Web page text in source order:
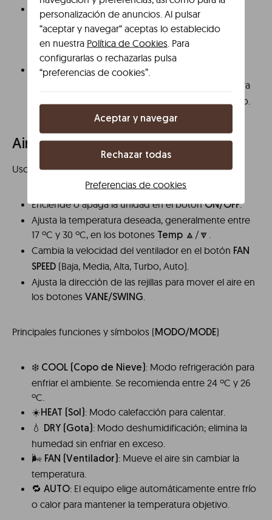
Ajusta el tiempo de calentamiento pulsando el
botón Play + 30s.
El microondas empezará a funcionar
automáticamente.
Al finalizar, retira el contenido con
para
detener el microondas en cualquier momento.
Aire acondicionado
Uso delMando a Distancia
Enciende o apaga la unidad en el botónON/OFF.
Ajusta la temperatura deseada, generalmente entre
17 ºC y 30 ºC, en los botones
Temp 🔼/🔽.
Cambia la velocidad del ventilador en el botón FAN
SPEED (Baja, Media, Alta, Turbo, Auto).
Ajusta la dirección de las rejillas para mover el aire en
los botones VANE/SWING.
Principales funciones y símbolos (MODO/MODE)
❄️️ COOL (Copo de Nieve) : Modo refrigeración para
enfriar el ambiente. Se recomienda entre 24 ºC y 26
ºC.
☀️HEAT (Sol) : Modo calefacción para calentar.
💧
DRY (Gota) : Modo deshumidificación; elimina la
humedad sin enfriar en exceso.
🌬️️ FAN (Ventilador) : Mueve el aire sin cambiar la
temperatura.
🔁 AUTO: El equipo elige automáticamente entre frío
o calor para mantener la temperatura objetivo.
personalización de anuncios. Al pulsar
“aceptar y navegar“ aceptas lo establecido
en nuestra Política de Cookies. Para
configurarlas o rechazarlas pulsa
“preferencias de cookies”.
Aceptar y navegar
Rechazar todas
Preferencias de cookies